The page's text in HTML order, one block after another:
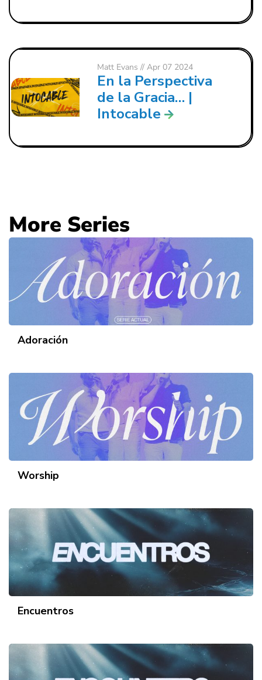
Matt Evans // Apr 07 2024
En la Perspectiva
de la Gracia… |
Intocable
More Series
Adoración
Worship
Encuentros